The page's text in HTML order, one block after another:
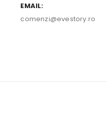
EMAIL:
comenzi@evestory.ro